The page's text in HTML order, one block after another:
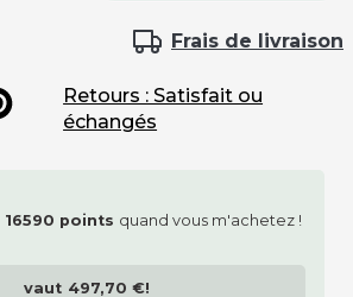
16590 points quand vous m'achetez !
vaut 497,70 €!
Retours : Satisfait ou
échangés
Frais de livraison